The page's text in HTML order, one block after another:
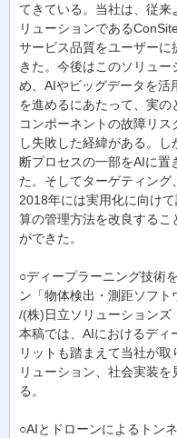
てきている。当社は、従
リューションである
サービス品質をユーザーに
きた。今後はこのソリュ
め、AIやビッグデータを活
を進めるにあたって、実
コンポーネントの故障リ
し失敗した経緯がある。
断プロセスの一部をAIに置
た。そしてターゲティング
2018年には実用化に向け
算の管理方法を改良するこ
ができた。
○ディープラーニング技術
ン「物体検出・測距ソフト
/(株)日立ソリューションズ
本稿では、AIにおけるディ
リットも踏まえて当社が
リューション、社会実装
る。
○AIとドローンによるトン